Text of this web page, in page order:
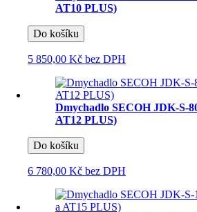
AT10 PLUS)
Do košíku
5 850,00 Kč bez DPH
Dmychadlo SECOH JDK-S-
AT12 PLUS)
Do košíku
6 780,00 Kč bez DPH